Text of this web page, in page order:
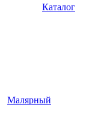
Каталог
Малярный